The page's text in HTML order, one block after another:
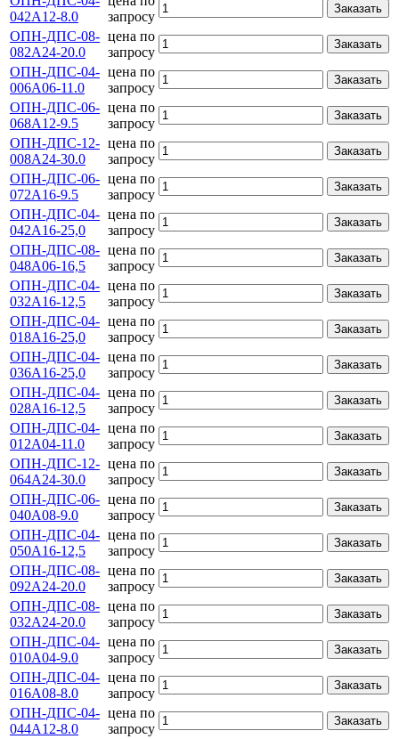
042А12-8.0
запросу
Заказать
ОПН-ДПС-08-
082А24-20.0
цена по
запросу
Заказать
ОПН-ДПС-04-
006А06-11.0
цена по
запросу
Заказать
ОПН-ДПС-06-
068А12-9.5
цена по
запросу
Заказать
ОПН-ДПС-12-
008А24-30.0
цена по
запросу
Заказать
ОПН-ДПС-06-
072А16-9.5
цена по
запросу
Заказать
ОПН-ДПС-04-
042А16-25,0
цена по
запросу
Заказать
ОПН-ДПС-08-
048А06-16,5
цена по
запросу
Заказать
ОПН-ДПС-04-
032А16-12,5
цена по
запросу
Заказать
ОПН-ДПС-04-
018А16-25,0
цена по
запросу
Заказать
ОПН-ДПС-04-
036А16-25,0
цена по
запросу
Заказать
ОПН-ДПС-04-
028А16-12,5
цена по
запросу
Заказать
ОПН-ДПС-04-
012А04-11.0
цена по
запросу
Заказать
ОПН-ДПС-12-
064А24-30.0
цена по
запросу
Заказать
ОПН-ДПС-06-
040А08-9.0
цена по
запросу
Заказать
ОПН-ДПС-04-
050А16-12,5
цена по
запросу
Заказать
ОПН-ДПС-08-
092А24-20.0
цена по
запросу
Заказать
ОПН-ДПС-08-
032А24-20.0
цена по
запросу
Заказать
ОПН-ДПС-04-
010А04-9.0
цена по
запросу
Заказать
ОПН-ДПС-04-
016А08-8.0
цена по
запросу
Заказать
ОПН-ДПС-04-
044А12-8.0
цена по
запросу
Заказать